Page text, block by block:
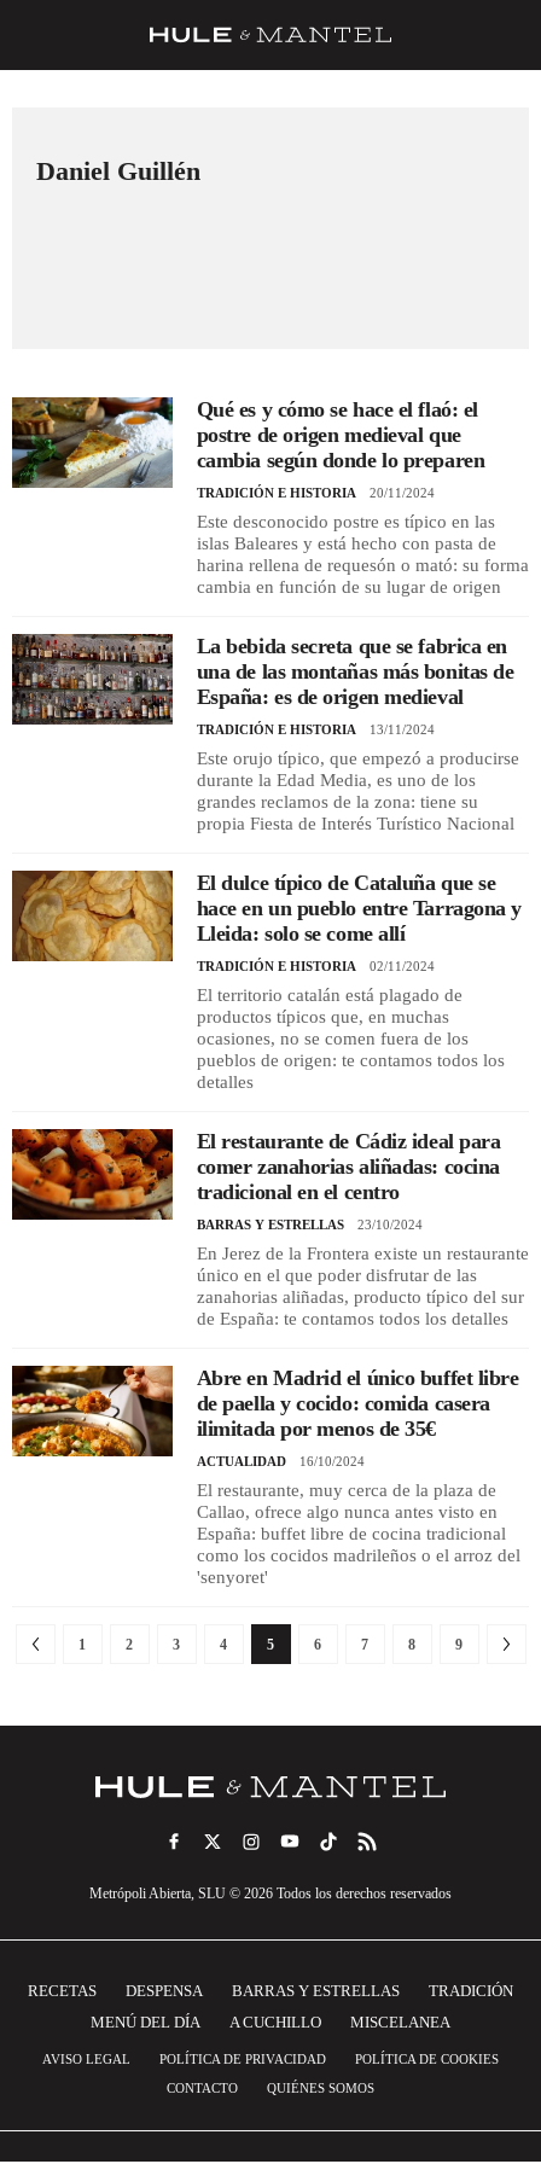
TRADICIÓN
MENÚ DEL DÍA
INICIAR SESIÓN
Daniel Guillén
Qué es y cómo se hace el flaó: el
postre de origen medieval que
cambia según donde lo preparen
TRADICIÓN E HISTORIA 20/11/2024
Este desconocido postre es típico en las
islas Baleares y está hecho con pasta de
harina rellena de requesón o mató: su forma
cambia en función de su lugar de origen
La bebida secreta que se fabrica en
una de las montañas más bonitas de
España: es de origen medieval
TRADICIÓN E HISTORIA 13/11/2024
Este orujo típico, que empezó a producirse
durante la Edad Media, es uno de los
grandes reclamos de la zona: tiene su
propia Fiesta de Interés Turístico Nacional
El dulce típico de Cataluña que se
hace en un pueblo entre Tarragona y
Lleida: solo se come allí
TRADICIÓN E HISTORIA 02/11/2024
El territorio catalán está plagado de
productos típicos que, en muchas
ocasiones, no se comen fuera de los
pueblos de origen: te contamos todos los
detalles
El restaurante de Cádiz ideal para
comer zanahorias aliñadas: cocina
tradicional en el centro
BARRAS Y ESTRELLAS 23/10/2024
En Jerez de la Frontera existe un restaurante
único en el que poder disfrutar de las
zanahorias aliñadas, producto típico del sur
de España: te contamos todos los detalles
Abre en Madrid el único buffet libre
de paella y cocido: comida casera
ilimitada por menos de 35€
ACTUALIDAD 16/10/2024
El restaurante, muy cerca de la plaza de
Callao, ofrece algo nunca antes visto en
España: buffet libre de cocina tradicional
como los cocidos madrileños o el arroz del
'senyoret'
1 2 3 4 5 6 7 8 9
Metrópoli Abierta, SLU © 2026 Todos los derechos reservados
RECETAS DESPENSA BARRAS Y ESTRELLAS
TRADICIÓN
MENÚ DEL DÍA
A CUCHILLO MISCELANEA
AVISO LEGAL POLÍTICA DE PRIVACIDAD
POLÍTICA DE COOKIES
CONTACTO
QUIÉNES SOMOS